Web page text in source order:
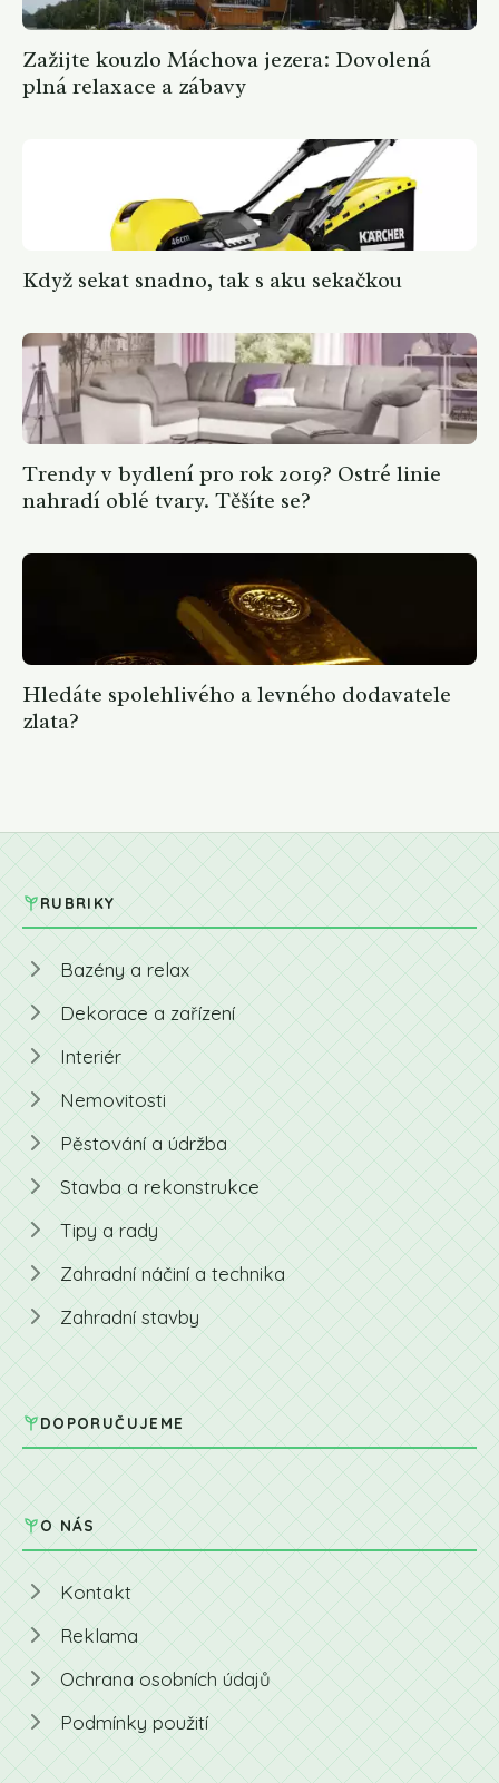
Zažijte kouzlo Máchova jezera: Dovolená
plná relaxace a zábavy
Když sekat snadno, tak s aku sekačkou
Trendy v bydlení pro rok 2019? Ostré linie
nahradí oblé tvary. Těšíte se?
Hledáte spolehlivého a levného dodavatele
zlata?
RUBRIKY
Bazény a relax
Dekorace a zařízení
Interiér
Nemovitosti
Pěstování a údržba
Stavba a rekonstrukce
Tipy a rady
Zahradní náčiní a technika
Zahradní stavby
DOPORUČUJEME
O NÁS
Kontakt
Reklama
Ochrana osobních údajů
Podmínky použití